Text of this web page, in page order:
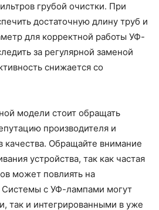
грубой очистки. При
достаточную длину труб и
для корректной работы УФ-
за регулярной заменой
снижается со
модели стоит обращать
производителя и
качества. Обращайте внимание
устройства, так как частая
может повлиять на
с УФ-лампами могут
так и интегрированными в уже